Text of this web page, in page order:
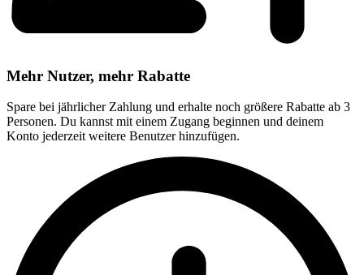
Mehr Nutzer, mehr Rabatte
Spare bei jährlicher Zahlung und erhalte noch größere Rabatte ab 3
Personen. Du kannst mit einem Zugang beginnen und deinem
Konto jederzeit weitere Benutzer hinzufügen.